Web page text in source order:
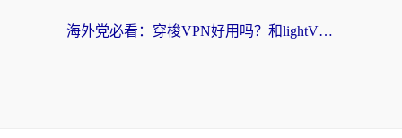
海外党必看：穿梭VPN好用吗？和lightVPN对比哪个回国效果更好？附真实体验与选择指南